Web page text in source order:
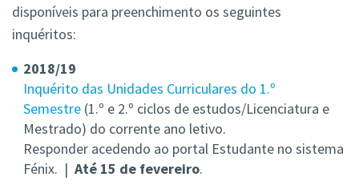
disponíveis para preenchimento os seguintes
inquéritos:
2018/19
Inquérito das Unidades Curriculares do 1.º
Semestre (1.º e 2.º ciclos de estudos/Licenciatura e
Mestrado) do corrente ano letivo.
Responder acedendo ao portal Estudante no sistema
Fénix. | Até 15 de fevereiro.